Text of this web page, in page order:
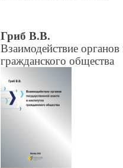
Гриб В.В.
Взаимодействие органов
гражданского общества